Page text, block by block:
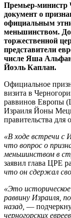
Премьер-министр
документ о
официальным
меньшинством.
торжественной
представители
числе Яша
Йоэль Каплан.
Официальное
визита в
раввинов Европы
Израиля Йоны
правительства для
«В ходе встречи с
что вопрос о
меньшинством в
заявил глава ЦРЕ
что он сдержал
«Это
раввину Израиля,
назад, —
черногорских